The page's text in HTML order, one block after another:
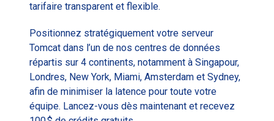
tarifaire transparent et flexible.
Positionnez stratégiquement votre serveur
Tomcat dans l’un de nos centres de données
répartis sur 4 continents, notamment à Singapour,
Londres, New York, Miami, Amsterdam et Sydney,
afin de minimiser la latence pour toute votre
équipe. Lancez-vous dès maintenant et recevez